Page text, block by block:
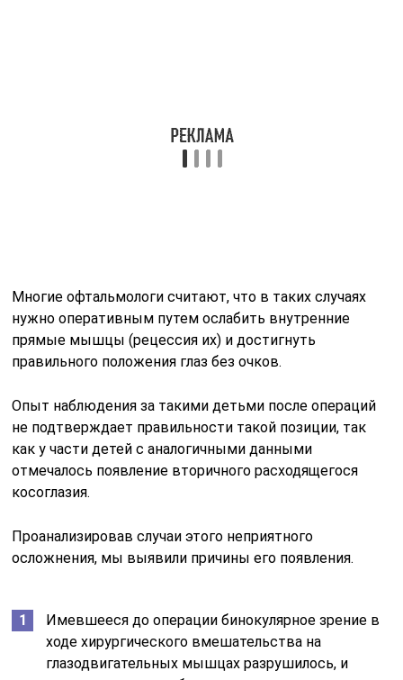
Многие офтальмологи считают, что в таких случаях
нужно оперативным путем ослабить внутренние
прямые мышцы (рецессия их) и достигнуть
правильного положения глаз без очков.
Опыт наблюдения за такими детьми после операций
не подтверждает правильности такой позиции, так
как у части детей с аналогичными данными
отмечалось появление вторичного расходящегося
косоглазия.
Проанализировав случаи этого неприятного
осложнения, мы выявили причины его появления.
Имевшееся до операции бинокулярное зрение в
ходе хирургического вмешательства на
глазодвигательных мышцах разрушилось, и